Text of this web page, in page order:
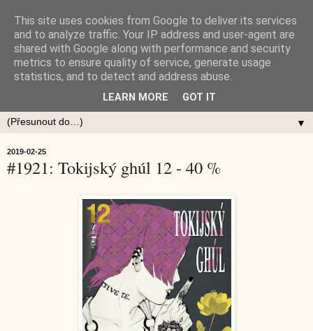
▼
2019-02-25
#1921: Tokijský ghúl 12 - 40 %
This site uses cookies from Google to deliver its services
and to analyze traffic. Your IP address and user-agent are
shared with Google along with performance and security
metrics to ensure quality of service, generate usage
statistics, and to detect and address abuse.
LEARN MORE GOT IT